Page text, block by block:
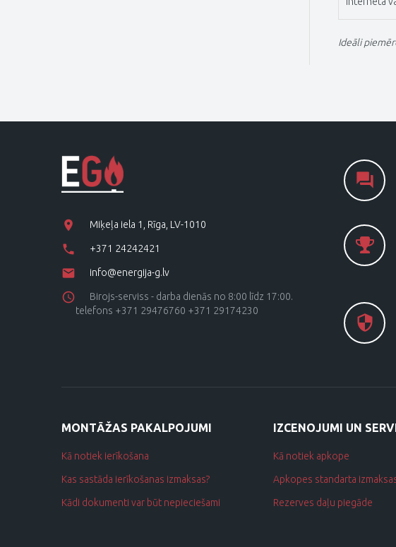
Ideāli
Miķeļa iela 1, Rīga, LV-1010
+371 24242421
info@energija-g.lv
Birojs-serviss - darba dienās no 8:00 līdz 17:00.
telefons +371 29476760 +371 29174230
MONTĀŽAS PAKALPOJUMI
Kā notiek ierīkošana
Kas sastāda ierīkošanas izmaksas?
Kādi dokumenti var būt nepieciešami
IZCENOJUMI UN
Kā notiek apkope
Apkopes standarta
Rezerves daļu piegāde